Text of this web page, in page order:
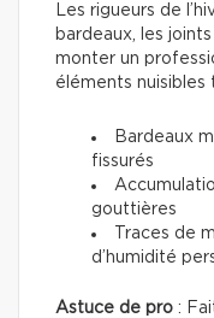
Les rigueurs de
bardeaux, les
monter un
éléments nuisibles
Bardeaux
fissurés
gouttières
Traces de
d’humidité
Astuce de pro :